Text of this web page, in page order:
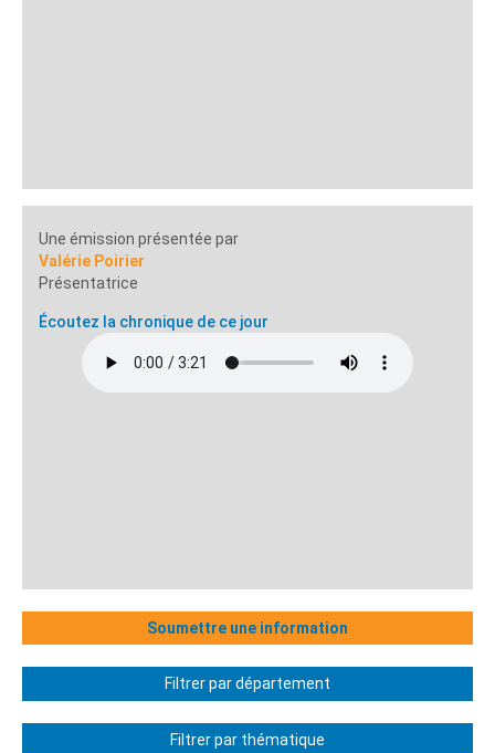
Une émission présentée par
Valérie Poirier
Présentatrice
Écoutez la chronique de ce jour
Soumettre une information
Filtrer par département
Filtrer par thématique